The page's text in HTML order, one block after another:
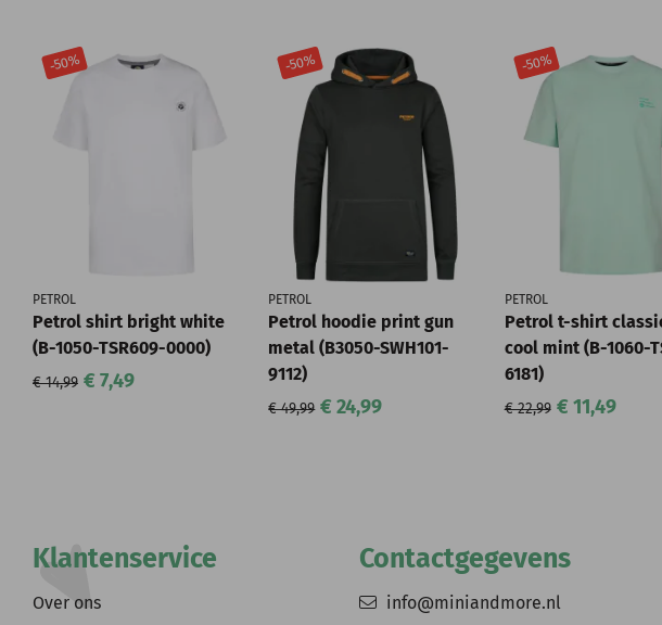
-50%
PETROL
Petrol shirt bright white
(B-1050-TSR609-0000)
€ 14,99 € 7,49
-50%
PETROL
Petrol hoodie print gun
metal (B3050-SWH101-
9112)
€ 49,99 € 24,99
-50%
PETROL
Petrol t-shirt
cool mint (B-1060-
6181)
€ 22,99 € 11,49
Klantenservice
Over ons
Contactgegevens
info@miniandmore.nl